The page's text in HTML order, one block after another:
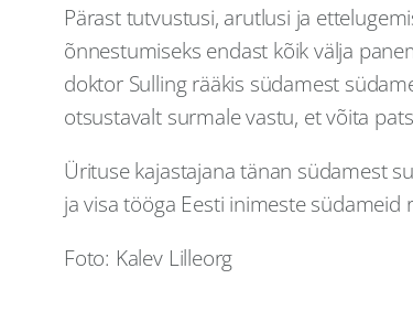
Pärast tutvustusi, arutlusi ja
õnnestumiseks endast kõik välja
doktor Sulling rääkis südamest
otsustavalt surmale vastu, et võita
Ürituse kajastajana tänan südamest
ja visa tööga Eesti inimeste
Foto: Kalev Lilleorg